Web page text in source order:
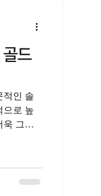
그라 구
토합니
보지
드
적인 솔
으로 높
욱 그러
한 제품
한 종합